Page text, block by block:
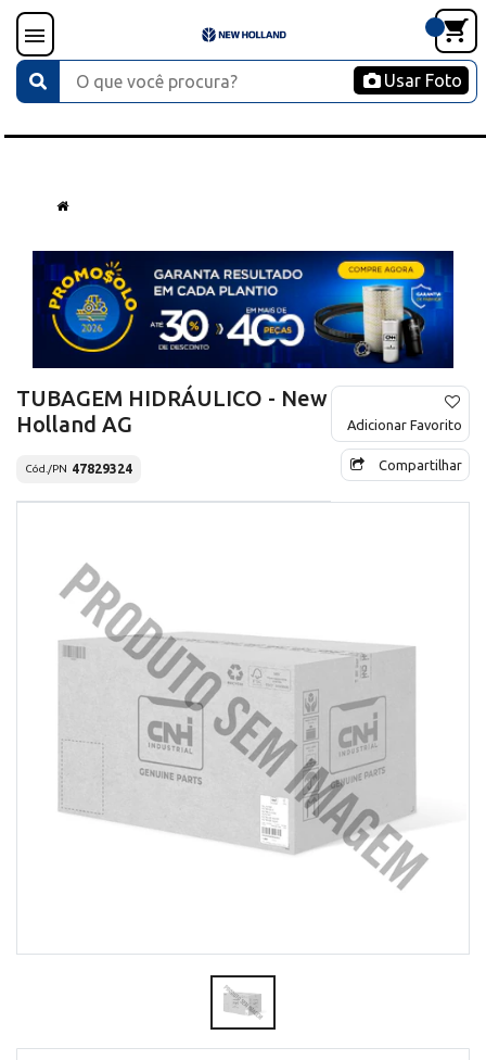
Usar Foto
TUBAGEM HIDRÁULICO - New
Holland AG
Cód./PN 47829324
Adicionar Favorito
Compartilhar